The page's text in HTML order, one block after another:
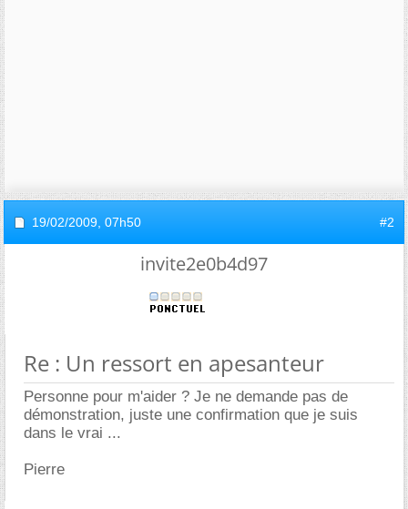
19/02/2009, 07h50 #2
invite2e0b4d97
Re : Un ressort en apesanteur
Personne pour m'aider ? Je ne demande pas de
démonstration, juste une confirmation que je suis
dans le vrai ...
Pierre